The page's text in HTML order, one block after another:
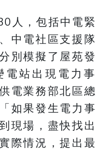
人，包括中電緊
中電社區支援隊
別模擬了屋苑發
站出現電力事
電業務部北區總
如果發生電力事
現場，盡快找出
際情況，提出最